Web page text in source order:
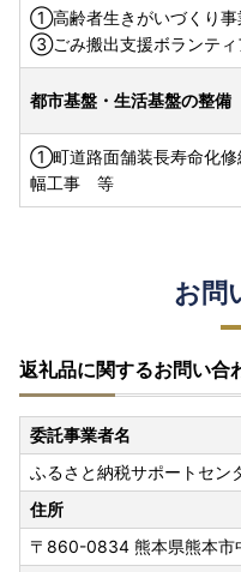
①高齢者生きがいづくり
③ごみ搬出支援ボランテ
都市基盤・生活基盤の整備
①町道路面舗装長寿命化
幅工事 等
お問
返礼品に関するお問い合
委託事業者名
ふるさと納税サポートセン
住所
〒860-0834 熊本県熊本